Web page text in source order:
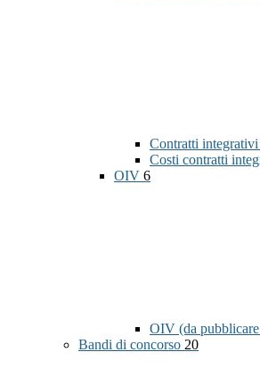
Contratti integrativi
Costi contratti
OIV 6
OIV (da
Bandi di concorso 20